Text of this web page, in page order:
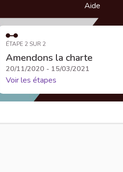
Aide
ÉTAPE 2 SUR 2
Amendons la charte
20/11/2020 - 15/03/2021
Voir les étapes